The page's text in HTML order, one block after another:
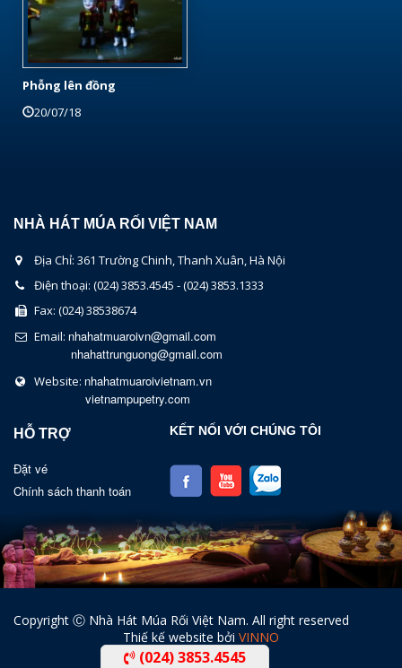
Phỗng lên đồng
20/07/18
NHÀ HÁT MÚA RỐI VIỆT NAM
Địa Chỉ: 361 Trường Chinh, Thanh Xuân, Hà Nội
Điện thoại: (024) 3853.4545 - (024) 3853.1333
Fax: (024) 38538674
Email: nhahatmuaroivn@gmail.com
nhahattrunguong@gmail.com
Website: nhahatmuaroivietnam.vn
vietnampupetry.com
HỖ TRỢ
Đặt vé
Chính sách thanh toán
KẾT NỐI VỚI CHÚNG TÔI
Copyright Ⓒ Nhà Hát Múa Rối Việt Nam. All right reserved
Thiế kế website bởi VINNO
(024) 3853.4545